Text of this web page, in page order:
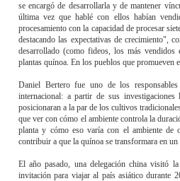
se encargó de desarrollarla y de mantener
última vez que hablé con ellos habían
procesamiento con la capacidad de procesar
destacando las expectativas de crecimiento",
desarrollado (como fideos, los más
plantas quínoa. En los pueblos que
Daniel Bertero fue uno de los
internacional: a partir de sus
posicionaran a la par de los cultivos
que ver con cómo el ambiente controla la
planta y cómo eso varía con el ambiente de
contribuir a que la quínoa se transformara en
El año pasado, una delegación china visitó
invitación para viajar al país asiático durante